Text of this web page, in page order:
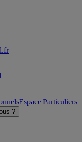
Espace Particuliers
?